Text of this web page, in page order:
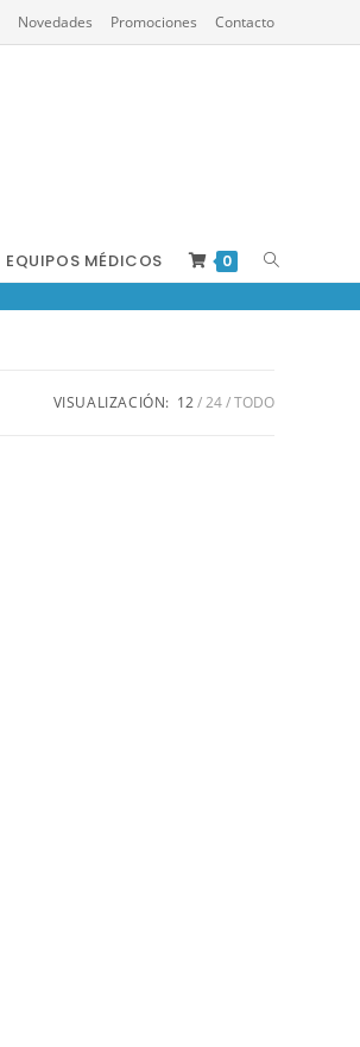
Novedades Promociones Contacto
EQUIPOS MÉDICOS 0
VISUALIZACIÓN: 12 24 TODO